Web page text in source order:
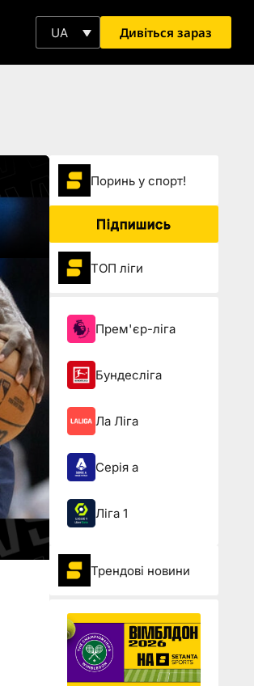
UA Дивіться зараз
Поринь у спорт!
Підпишись
ТОП ліги
Прем'єр-ліга
Бундесліга
Ла Ліга
Серія а
Ліга 1
Трендові новини